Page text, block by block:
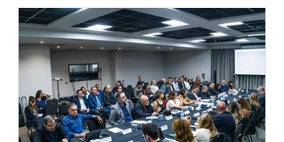
negociações das empregadas e dos
empregados exigiram que a Caixa refaça
os cálculos e apresente uma nova
proposta. O entendimento é que a
proposta